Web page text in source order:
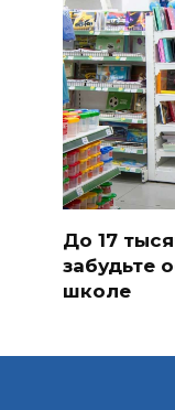
До 17
забудьте
школе